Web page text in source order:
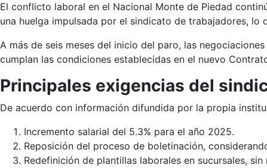
El conflicto laboral en el Nacional Monte de Piedad
una huelga impulsada por el sindicato de trabajadores,
A más de seis meses del inicio del paro, las
cumplan las condiciones establecidas en el nuevo
Principales exigencias del
De acuerdo con información difundida por la propia
Incremento salarial del 5.3% para el año 2025.
Reposición del proceso de boletinación,
Redefinición de plantillas laborales en sucursales,